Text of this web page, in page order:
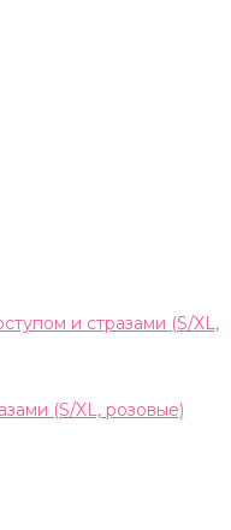
(S/XL, розовые)